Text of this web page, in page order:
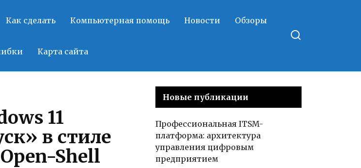
Как сделать Компьютерная помощь Новости Обзоры
Карта сайта
11
в стиле
Shell
Новые публикации
Профессиональная ITSM-
платформа: архитектура
управления цифровым
предприятием